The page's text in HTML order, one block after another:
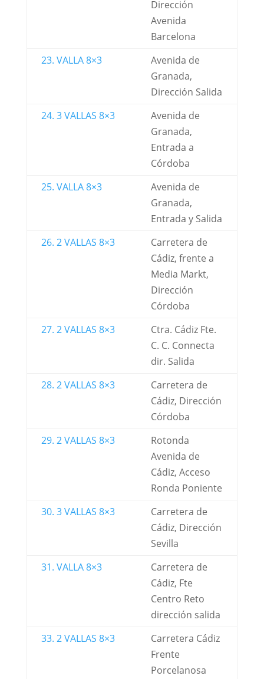
Dirección
Avenida
Barcelona
23. VALLA 8×3
Avenida de
Granada,
Dirección Salida
24. 3 VALLAS 8×3
Avenida de
Granada,
Entrada a
Córdoba
25. VALLA 8×3
Avenida de
Granada,
Entrada y Salida
26. 2 VALLAS 8×3
Carretera de
Cádiz, frente a
Media Markt,
Dirección
Córdoba
27. 2 VALLAS 8×3
Ctra. Cádiz Fte.
C. C. Connecta
dir. Salida
28. 2 VALLAS 8×3
Carretera de
Cádiz, Dirección
Córdoba
29. 2 VALLAS 8×3
Rotonda
Avenida de
Cádiz, Acceso
Ronda Poniente
30. 3 VALLAS 8×3
Carretera de
Cádiz, Dirección
Sevilla
31. VALLA 8×3
Carretera de
Cádiz, Fte
Centro Reto
dirección salida
33. 2 VALLAS 8×3
Carretera Cádiz
Frente
Porcelanosa